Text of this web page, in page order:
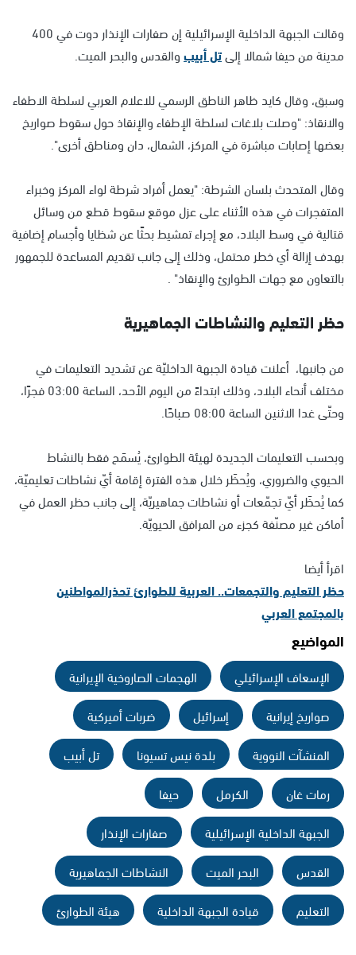
وقالت الجبهة الداخلية الإسرائيلية إن صفارات الإنذار دوت في 400
مدينة من حيفا شمالا إلىتل أبيبوالقدس والبحر الميت.
وسبق، وقال كايد ظاهر الناطق الرسمي للاعلام العربي لسلطة الاطفاء
والانقاذ: "وصلت بلاغات لسلطة الإطفاء والإنقاذ حول سقوط صواريخ
بعضها إصابات مباشرة في المركز، الشمال، دان ومناطق أخرى".
وقال المتحدث بلسان الشرطة: "يعمل أفراد شرطة لواء المركز وخبراء
المتفجرات في هذه الأثناء على عزل موقع سقوط قطع من وسائل
قتالية في وسط البلاد، مع إجراء تمشيط بحثًا عن شظايا وأجسام إضافية
بهدف إزالة أي خطر محتمل، وذلك إلى جانب تقديم المساعدة للجمهور
بالتعاون مع جهات الطوارئ والإنقاذ" .
حظر التعليم والنشاطات الجماهيرية
من جانبها، أعلنت قيادة الجبهة الداخليّة عن تشديد التعليمات في
مختلف أنحاء البلاد، وذلك ابتداءً من اليوم الأحد، الساعة 03:00 فجرًا،
وحتّى غدا الاثنين الساعة 08:00 صباحًا.
وبحسب التعليمات الجديدة لهيئة الطوارئ، يُسمَح فقط بالنشاط
الحيوي والضروري، ويُحظَر خلال هذه الفترة إقامة أيّ نشاطات تعليميّة،
كما يُحظَر أيّ تجمّعات أو نشاطات جماهيريّة، إلى جانب حظر العمل في
أماكن غير مصنّفة كجزء من المرافق الحيويّة.
اقرأ أيضا
حظر التعليم والتجمعات.. العربية للطوارئ تحذرالمواطنين
بالمجتمع العربي
المواضيع
الإسعاف الإسرائيلي
الهجمات الصاروخية الإيرانية
صواريخ إيرانية
إسرائيل
ضربات أميركية
المنشآت النووية
بلدة نيس تسيونا
تل أبيب
رمات غان
الكرمل
حيفا
الجبهة الداخلية الإسرائيلية
صفارات الإنذار
القدس
البحر الميت
النشاطات الجماهيرية
التعليم
قيادة الجبهة الداخلية هيئة الطوارئ